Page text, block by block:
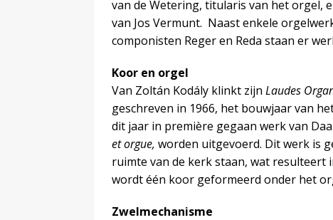
van de Wetering, titularis van het orgel,
van Jos Vermunt. Naast enkele
componisten Reger en Reda staan er
Koor en orgel
Van Zoltán Kodály klinkt zijn Laudes
geschreven in 1966, het bouwjaar van
dit jaar in première gegaan werk van
et orgue, worden uitgevoerd. Dit werk is
ruimte van de kerk staan, wat
wordt één koor geformeerd onder het
Zwelmechanisme